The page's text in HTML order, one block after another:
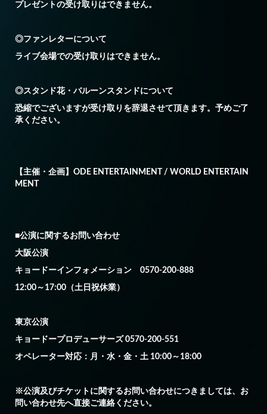
プレゼントの受け取りはできません。
◎ファンレターについて
ライブ会場での受け取りはできません。
◎スタンド花・バルーンスタンドについて
恐縮でございますが受け取りを辞退させて頂きます。予めご了
承ください。
【主催・企画】ODE ENTERTAINMENT / WORLD ENTERTAIN
MENT
■公演に関するお問い合わせ
大阪公演
キョードーインフォメーション 0570-200-888
12:00～17:00（土日祝休業）
東京公演
キョードープロデューサーズ 0570-200-551
オペレーター対応：月・水・金・土 10:00～18:00
※公演及びチケットに関するお問い合わせにつきましては、お
問い合わせ先へ直接ご連絡ください。